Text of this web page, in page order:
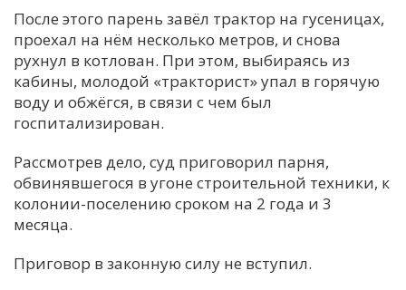
Н
Я
После этого парень завёл трактор на гусеницах,
проехал на нём несколько метров, и снова
рухнул в котлован. При этом, выбираясь из
кабины, молодой «тракторист» упал в горячую
воду и обжёгся, в связи с чем был
госпитализирован.
Рассмотрев дело, суд приговорил парня,
обвинявшегося в угоне строительной техники, к
колонии-поселению сроком на 2 года и 3
месяца.
Приговор в законную силу не вступил.